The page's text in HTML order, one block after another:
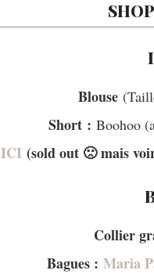
Blouse
Short : Boohoo
ICI (sold out 🙁 mais
Collier
Bagues : Maria